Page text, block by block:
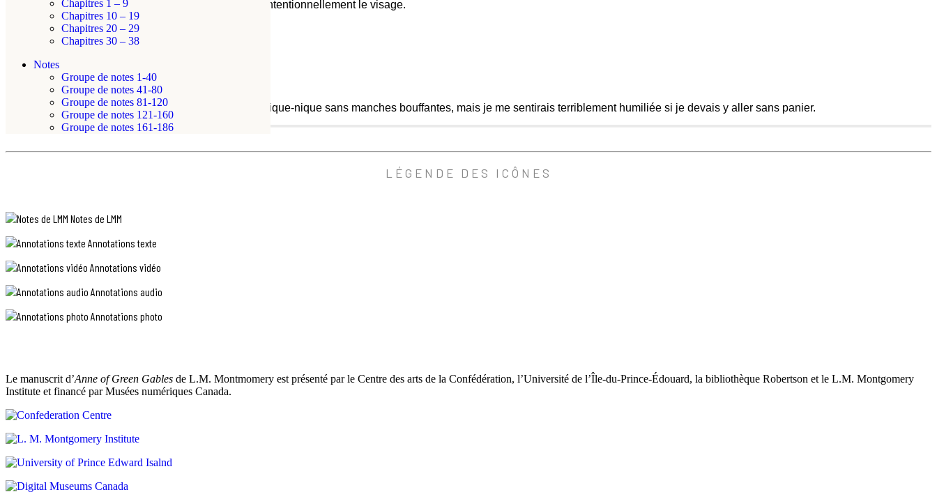
Chapitres 1 – 9
Chapitres 10 – 19
Chapitres 20 – 29
Chapitres 30 – 38
Notes
Groupe de notes 1-40
Groupe de notes 41-80
Groupe de notes 81-120
Groupe de notes 121-160
Groupe de notes 161-186
vie de Marilla, que des lèvres enfantines lui frôlaient intentionnellement le visage.
Vous
dimanche,
n’aurais
empêcher
d’y
aller
puisque
toutes
les
autres
petites
filles
y
mais,
balbutia
comme
par
doute.
m’a
Notes de LMM
LMM Note Y6:
Ça ne me
dérange dérange pas de devoir aller à un pique-nique sans manches bouffantes, mais je me sentirais terriblement humiliée si je devais y aller sans panier.
Note
dérange
dérange
pas
de
devoir
aller
à
un
pique-
nique
je
me
terriblement
si
devais
aller
LÉGENDE DES ICÔNES
Notes de LMM
Annotations texte
Annotations vidéo
Annotations audio
Annotations photo
Le manuscrit d’Anne of Green Gables de L.M. Montmomery est présenté par le Centre des arts de la Confédération, l’Université de l’Île-du-Prince-Édouard, la bibliothèque Robertson et le L.M. Montgomery
Institute et financé par Musées numériques Canada.